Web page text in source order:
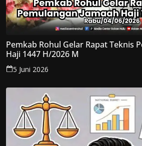
Pemkab Rohul Gelar Rapat Teknis
Haji 1447 H/2026 M
5 Juni 2026